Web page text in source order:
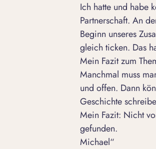
Ich hatte und habe
Partnerschaft. An
Beginn unseres
gleich ticken. Das
Mein Fazit zum
Manchmal muss
und offen. Dann
Geschichte
Mein Fazit: Nicht
gefunden.
Michael“